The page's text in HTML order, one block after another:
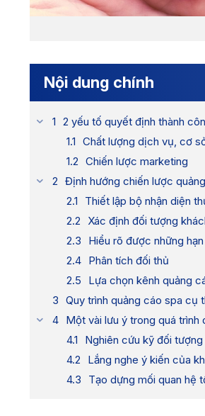
Nội dung chính
2 yếu tố quyết định thành
Chất lượng dịch vụ, cơ
Chiến lược marketing
Định hướng chiến lược
Thiết lập bộ nhận diện
Xác định đối tượng
Hiểu rõ được những
Phân tích đối thủ
Lựa chọn kênh quảng
Quy trình quảng cáo spa cụ
Một vài lưu ý trong quá trình
Nghiên cứu kỹ đối
Lắng nghe ý kiến của
Tạo dựng mối quan hệ